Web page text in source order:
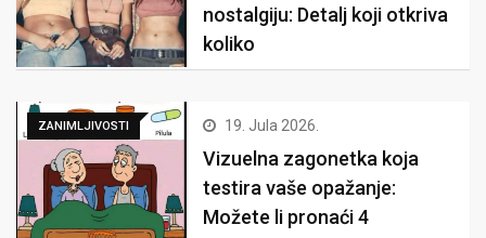
nostalgiju: Detalj koji otkriva
koliko
ZANIMLJIVOSTI 19. Jula 2026.
Vizuelna zagonetka koja
testira vaše opažanje:
Možete li pronaći 4